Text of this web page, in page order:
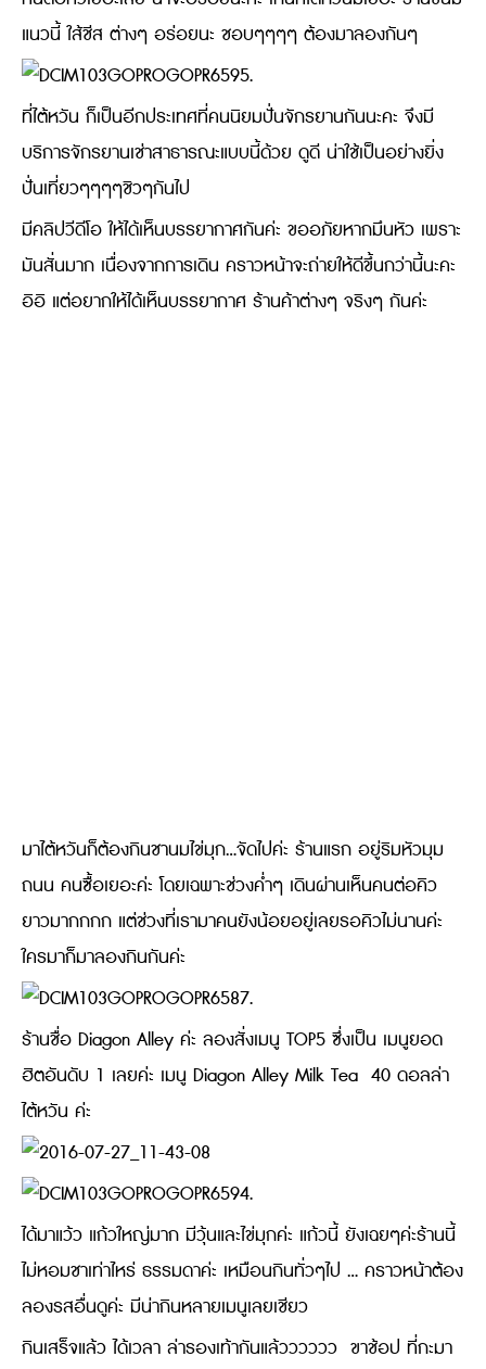
แนวนี้ ใส้ชีส ต่างๆ อร่อยนะ ชอบๆๆๆๆ ต้องมาลองกันๆ
ที่ไต้หวัน ก็เป็นอีกประเทศที่คนนิยมปั่นจักรยานกันนะคะ จึงมี
บริการจักรยานเช่าสาธารณะแบบนี้ด้วย ดูดี น่าใช้เป็นอย่างยิ่ง
ปั่นเที่ยวๆๆๆๆชิวๆกันไป
มีคลิปวีดีโอ ให้ได้เห็นบรรยากาศกันค่ะ ขออภัยหากมึนหัว เพราะ
มันสั่นมาก เนื่องจากการเดิน คราวหน้าจะถ่ายให้ดีขึ้นกว่านี้นะคะ
อิอิ แต่อยากให้ได้เห็นบรรยากาศ ร้านค้าต่างๆ จริงๆ กันค่ะ
มาไต้หวันก็ต้องกินชานมไข่มุก…จัดไปค่ะ ร้านแรก อยู่ริมหัวมุม
ถนน คนซื้อเยอะค่ะ โดยเฉพาะช่วงค่ำๆ เดินผ่านเห็นคนต่อคิว
ยาวมากกกก แต่ช่วงที่เรามาคนยังน้อยอยู่เลยรอคิวไม่นานค่ะ
ใครมาก็มาลองกินกันค่ะ
ร้านชื่อ Diagon Alley ค่ะ ลองสั่งเมนู TOP5 ซึ่งเป็น เมนูยอด
ฮิตอันดับ 1 เลยค่ะ เมนู Diagon Alley Milk Tea 40 ดอลล่า
ไต้หวัน ค่ะ
ได้มาแว้ว แก้วใหญ่มาก มีวุ้นและไข่มุกค่ะ แก้วนี้ ยังเฉยๆค่ะร้านนี้
ไม่หอมชาเท่าไหร่ ธรรมดาค่ะ เหมือนกินทั่วๆไป … คราวหน้าต้อง
ลองรสอื่นดูค่ะ มีน่ากินหลายเมนูเลยเชียว
กินเสร็จแล้ว ได้เวลา ล่ารองเท้ากันแล้วววววว ขาช้อป ที่กะมา